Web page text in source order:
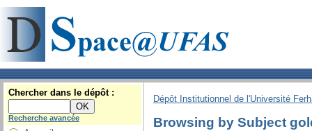
Chercher dans le dépôt :
Recherche avancée
Dépôt Institutionnel de l'Université
Browsing by Subject